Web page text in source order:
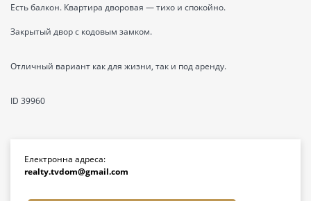
Есть балкон. Квартира дворовая — тихо и спокойно.
Закрытый двор с кодовым замком.
Отличный вариант как для жизни, так и под аренду.
ID 39960
Електронна адреса:
realty.tvdom@gmail.com